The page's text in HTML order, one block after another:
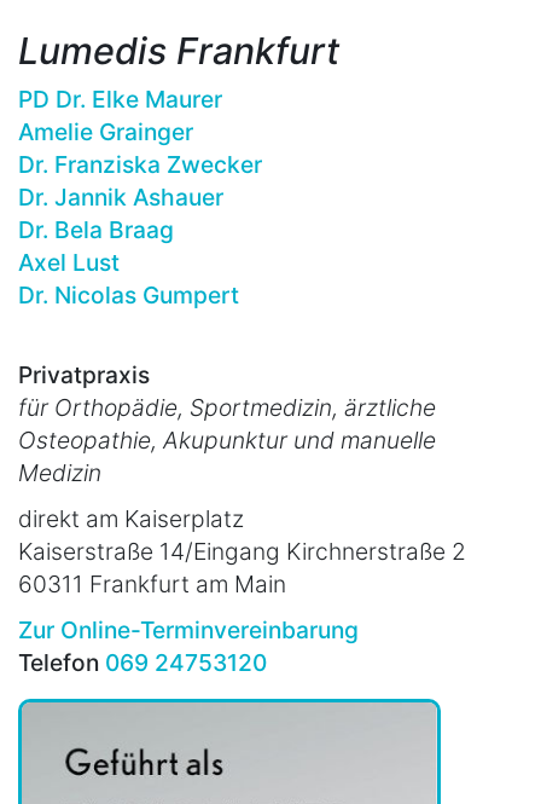
Lumedis Frankfurt
PD Dr. Elke Maurer
Amelie Grainger
Dr. Franziska Zwecker
Dr. Jannik Ashauer
Dr. Bela Braag
Axel Lust
Dr. Nicolas Gumpert
Privatpraxis
für Orthopädie, Sportmedizin, ärztliche
Osteopathie, Akupunktur und manuelle
Medizin
direkt am Kaiserplatz
Kaiserstraße 14/Eingang Kirchnerstraße 2
60311 Frankfurt am Main
Zur Online-Terminvereinbarung
Telefon 069 24753120